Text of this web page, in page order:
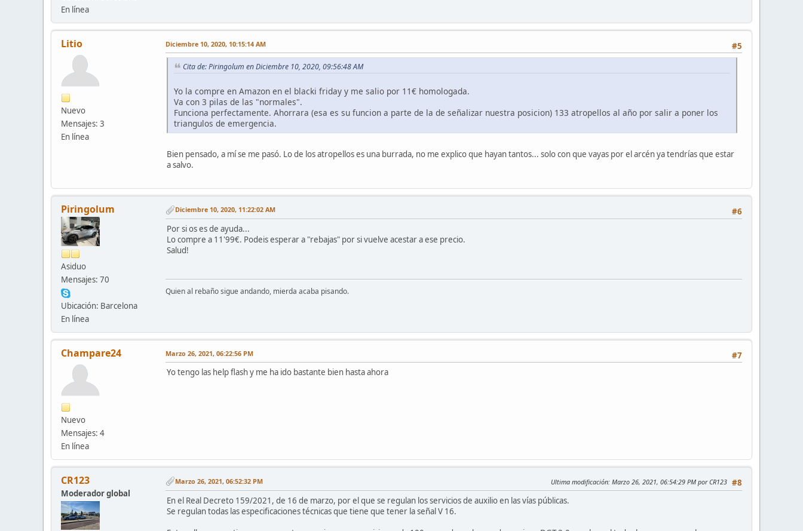
En línea
Litio
Nuevo
Mensajes: 3
En línea
#5
Diciembre 10, 2020, 10:15:14 AM
Cita de: Piringolum en Diciembre 10, 2020, 09:56:48 AM
Yo la compre en Amazon en el blacki friday y me salio por 11€ homologada.
Va con 3 pilas de las "normales".
Funciona perfectamente. Ahorrara (esa es su funcion a parte de la de señalizar nuestra posicion) 133 atropellos al año por salir a poner los
triangulos de emergencia.
Bien pensado, a mí se me pasó. Lo de los atropellos es una burrada, no me explico que hayan tantos... solo con que vayas por el arcén ya tendrías que estar
a salvo.
Piringolum
Asiduo
Mensajes: 70
Ubicación: Barcelona
En línea
#6
Diciembre 10, 2020, 11:22:02 AM
Por si os es de ayuda...
Lo compre a 11'99€. Podeis esperar a "rebajas" por si vuelve acestar a ese precio.
Salud!
Quien al rebaño sigue andando, mierda acaba pisando.
Champare24
Nuevo
Mensajes: 4
En línea
#7
Marzo 26, 2021, 06:22:56 PM
Yo tengo las help flash y me ha ido bastante bien hasta ahora
CR123
Moderador global
#8
Marzo 26, 2021, 06:52:32 PM Ultima modificación: Marzo 26, 2021, 06:54:29 PM por CR123
En el Real Decreto 159/2021, de 16 de marzo, por el que se regulan los servicios de auxilio en las vías públicas.
Se regulan todas las especificaciones técnicas que tiene que tener la señal V 16.